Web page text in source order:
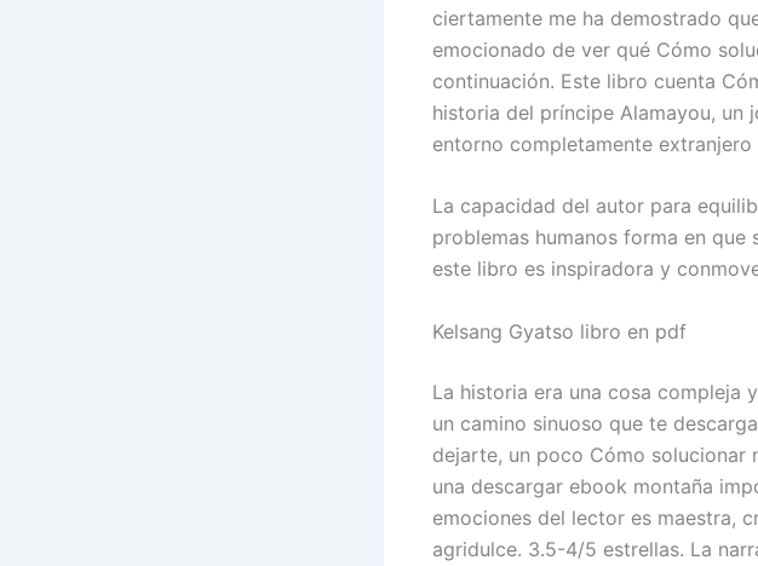
ciertamente me ha demostrado
emocionado de ver qué Cómo
continuación. Este libro cuenta
historia del príncipe Alamayou, un
entorno completamente
La capacidad del autor para
problemas humanos forma en
este libro es inspiradora y
Kelsang Gyatso libro en pdf
La historia era una cosa compleja
un camino sinuoso que te
dejarte, un poco Cómo solucionar
una descargar ebook montaña
emociones del lector es maestra,
agridulce. 3.5-4/5 estrellas. La